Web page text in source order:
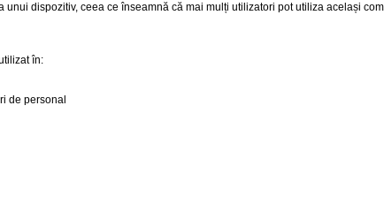
unui dispozitiv, ceea ce înseamnă că mai mulți utilizatori pot utiliza același
în:
de personal